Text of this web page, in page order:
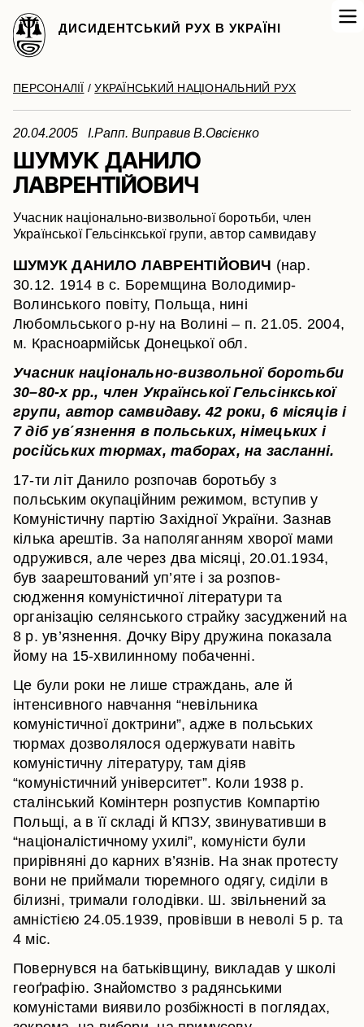
ДИСИДЕНТСЬКИЙ РУХ В УКРАЇНІ
ПЕРСОНАЛІЇ /УКРАЇНСЬКИЙ НАЦІОНАЛЬНИЙ РУХ
20.04.2005 І.Рапп. Виправив В.Овсієнко
ШУМУК ДАНИЛО
ЛАВРЕНТІЙОВИЧ
Учасник національно-визвольної боротьби, член
Української Гельсінкської групи, автор самвидаву
ШУМУК ДАНИЛО ЛАВРЕНТІЙОВИЧ (нар.
30.12. 1914 в с. Боремщина Володимир-
Волинського повіту, Польща, нині
Любомльського р-ну на Волині – п. 21.05. 2004,
м. Красноармійськ Донецької обл.
Учасник національно-визвольної боротьби
30–80-х рр., член Української Гельсінкської
групи, автор самвидаву. 42 роки, 6 місяців і
7 діб ув΄язнення в польських, німецьких і
російських тюрмах, таборах, на засланні.
17-ти літ Данило розпочав боротьбу з
польським окупаційним режимом, вступив у
Комуністичну партію Західної України. Зазнав
кілька арештів. За наполяганням хворої мами
одружився, але через два місяці, 20.01.1934,
був заарештований уп’яте і за розпов-
сюдження комуністичної літератури та
організацію селянського страйку засуджений на
8 р. ув’язнення. Дочку Віру дружина показала
йому на 15-хвилинному побаченні.
Це були роки не лише страждань, але й
інтенсивного навчання “невільника
комуністичної доктрини”, адже в польських
тюрмах дозволялося одержувати навіть
комуністичну літературу, там діяв
“комуністичний університет”. Коли 1938 р.
сталінський Комінтерн розпустив Компартію
Польщі, а в її складі й КПЗУ, звинувативши в
“націоналістичному ухилі”, комуністи були
прирівняні до карних в’язнів. На знак протесту
вони не приймали тюремного одягу, сиділи в
білизні, тримали голодівки. Ш. звільнений за
амністією 24.05.1939, провівши в неволі 5 р. та
4 міс.
Повернувся на батьківщину, викладав у школі
геоґрафію. Знайомство з радянськими
комуністами виявило розбіжності в поглядах,